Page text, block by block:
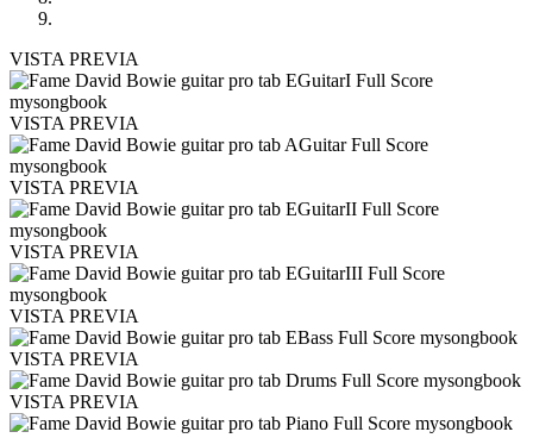
VISTA PREVIA
VISTA PREVIA
VISTA PREVIA
VISTA PREVIA
VISTA PREVIA
VISTA PREVIA
VISTA PREVIA